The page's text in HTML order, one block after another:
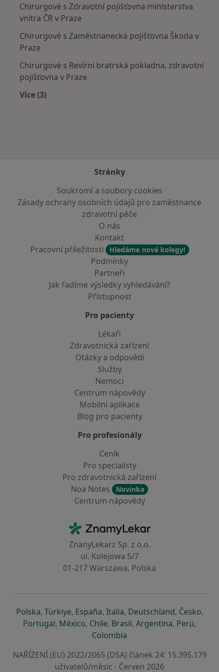
Chirurgové s Zdravotní pojišťovna ministerstva
vnitra ČR v Praze
Chirurgové s Zaměstnanecká pojišťovna Škoda v
Praze
Chirurgové s Revírní bratrská pokladna, zdravotní
pojišťovna v Praze
Více (3)
Stránky
Soukromí a soubory cookies
Zásady ochrany osobních údajů pro zaměstnance
zdravotní péče
O nás
Kontakt
Pracovní příležitosti
Hledáme nové kolegy!
Podmínky
Partneři
Jak řadíme výsledky vyhledávání?
Přístupnost
Pro pacienty
Lékaři
Zdravotnická zařízení
Otázky a odpovědi
Služby
Nemoci
Centrum nápovědy
Mobilní aplikace
Blog pro pacienty
Pro profesionály
Ceník
Pro specialisty
Pro zdravotnická zařízení
Noa Notes
Novinka
Centrum nápovědy
ZnamyLekar - Hlavní stránka
ZnanyLekarz Sp. z o.o.
ul. Kolejowa 5/7
01-217 Warszawa, Polska
Polskase otevře v nové záložce
, Türkiyese otevře v nové záložce
, Españase otevře v nové záložce
, Italiase otevře v nové záložce
, Deutschlandse otevře v
, Českose
,
Portugalse otevře v nové záložce
, Méxicose otevře v nové záložce
, Chilese otevře v nové záložce
, Brasilse otevře v nové
, Argentinase otevře v
, Perúse
,
Colombia
NAŘÍZENÍ (EU) 2022/2065 (DSA) článek 24: 15.395.179
uživatelů/měsíc - Červen 2026